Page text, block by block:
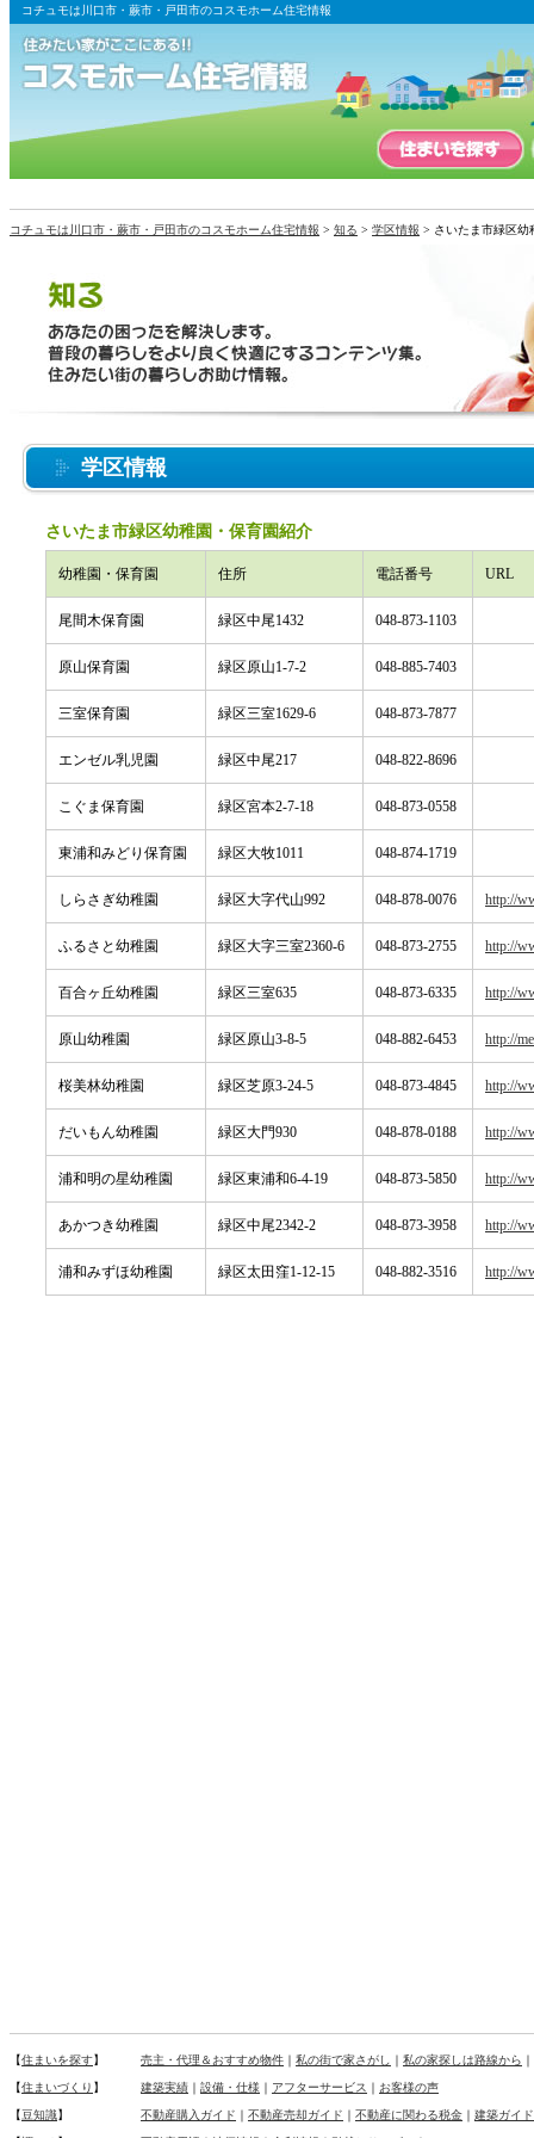
コチュモは川口市・蕨市・戸田市のコスモホーム住宅情報
コチュモは川口市・蕨市・戸田市のコスモホーム住宅情報 > 知る > 学区情報 > さいたま市緑区幼
学区情報
さいたま市緑区幼稚園・保育園紹介
幼稚園・保育園 住所 電話番号 URL
尾間木保育園 緑区中尾1432 048-873-1103
原山保育園 緑区原山1-7-2 048-885-7403
三室保育園 緑区三室1629-6 048-873-7877
エンゼル乳児園 緑区中尾217 048-822-8696
こぐま保育園 緑区宮本2-7-18 048-873-0558
東浦和みどり保育園 緑区大牧1011 048-874-1719
しらさぎ幼稚園 緑区大字代山992 048-878-0076 http://
ふるさと幼稚園 緑区大字三室2360-6 048-873-2755 http://
百合ヶ丘幼稚園 緑区三室635 048-873-6335 http://
原山幼稚園 緑区原山3-8-5 048-882-6453 http://
桜美林幼稚園 緑区芝原3-24-5 048-873-4845 http://
だいもん幼稚園 緑区大門930 048-878-0188 http://
浦和明の星幼稚園 緑区東浦和6-4-19 048-873-5850 http://
あかつき幼稚園 緑区中尾2342-2 048-873-3958 http://
浦和みずほ幼稚園 緑区太田窪1-12-15 048-882-3516 http://
【住まいを探す】 売主・代理＆おすすめ物件 ｜ 私の街で家さがし ｜ 私の家探しは路線から
【住まいづくり 】 建築実績 ｜ 設備・仕様 ｜ アフターサービス ｜ お客様の声
【豆知識】 不動産購入ガイド ｜ 不動産売却ガイド ｜ 不動産に関わる税金 ｜ 建築ガイド